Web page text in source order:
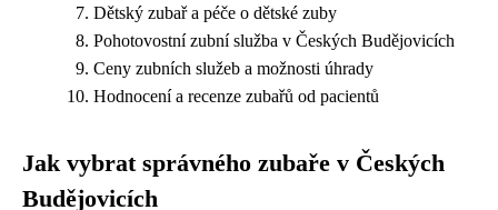
Dětský zubař a péče o dětské zuby
Pohotovostní zubní služba v Českých Budějovicích
Ceny zubních služeb a možnosti úhrady
Hodnocení a recenze zubařů od pacientů
Jak vybrat správného zubaře v Českých
Budějovicích